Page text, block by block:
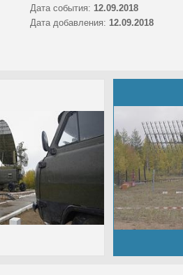
Дата события: 12.09.2018
Дата добавления: 12.09.2018